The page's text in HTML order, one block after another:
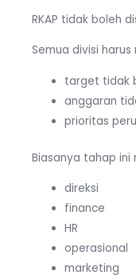
RKAP tidak boleh
Semua divisi harus
target tidak
anggaran
prioritas
Biasanya tahap ini
direksi
finance
HR
operasional
marketing